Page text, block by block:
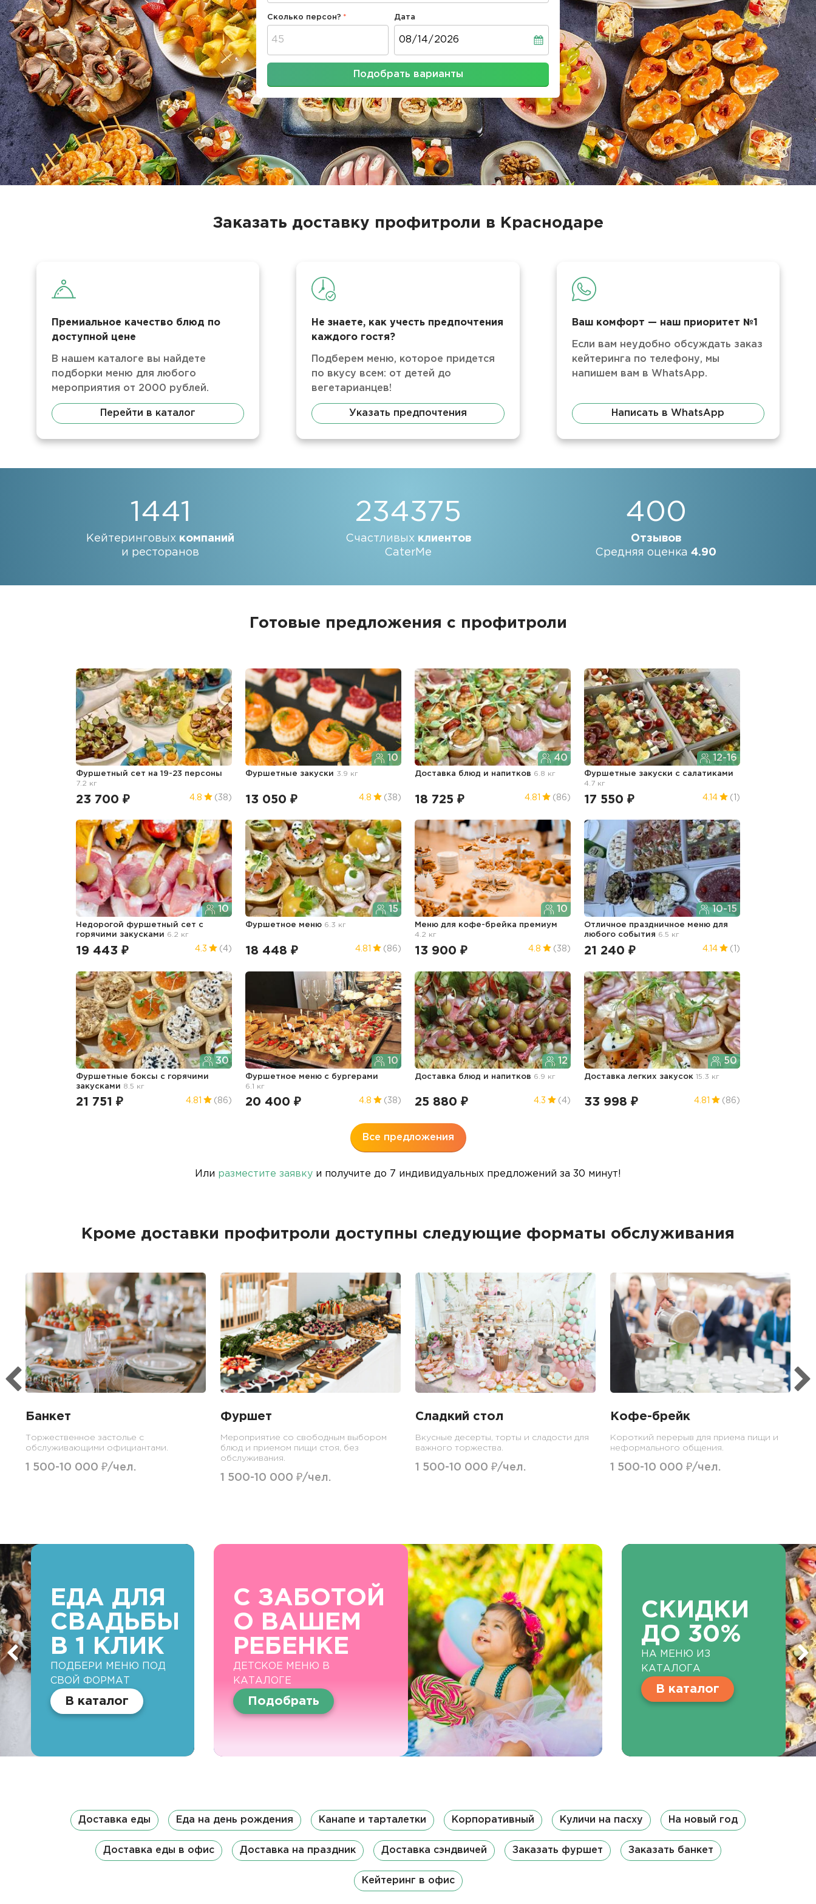
Сколько персон? Дата
Подобрать варианты
Заказать доставку профитроли в Краснодаре
Премиальное качество блюд по
доступной цене
В нашем каталоге вы найдете
подборки меню для любого
мероприятия от 2000 рублей.
Перейти в каталог
Не знаете, как учесть предпочтения
каждого гостя?
Подберем меню, которое придется
по вкусу всем: от детей до
вегетарианцев!
Указать предпочтения
Ваш комфорт — наш приоритет №1
Если вам неудобно обсуждать заказ
кейтеринга по телефону, мы
напишем вам в WhatsApp.
Написать в WhatsApp
1441
Кейтеринговых компаний
и ресторанов
234375
Счастливых клиентов
CaterMe
400
Отзывов
Средняя оценка 4.90
Готовые предложения с профитроли
Фуршетный сет на 19-23 персоны
7.2 кг
23 700 ₽ 4.8 (38)
10
Фуршетные закуски 3.9 кг
13 050 ₽ 4.8 (38)
40
Доставка блюд и напитков 6.8 кг
18 725 ₽ 4.81 (86)
12-16
Фуршетные закуски с салатиками
4.7 кг
17 550 ₽ 4.14 (1)
10
Недорогой фуршетный сет с
горячими закусками 6.2 кг
19 443 ₽ 4.3 (4)
15
Фуршетное меню 6.3 кг
18 448 ₽ 4.81 (86)
10
Меню для кофе-брейка премиум
4.2 кг
13 900 ₽ 4.8 (38)
10-15
Отличное праздничное меню для
любого события 6.5 кг
21 240 ₽ 4.14 (1)
30
Фуршетные боксы с горячими
закусками 8.5 кг
21 751 ₽ 4.81 (86)
10
Фуршетное меню с бургерами
6.1 кг
20 400 ₽ 4.8 (38)
12
Доставка блюд и напитков 6.9 кг
25 880 ₽ 4.3 (4)
50
Доставка легких закусок15.3 кг
33 998 ₽ 4.81 (86)
Все предложения
Или разместите заявку и получите до 7 индивидуальных предложений за 30 минут!
Кроме доставки профитроли доступны следующие форматы обслуживания
Банкет
Торжественное застолье с
обслуживающими официантами.
1 500-10 000 ₽/чел.
Фуршет
Мероприятие со свободным выбором
блюд и приемом пищи стоя, без
обслуживания.
1 500-10 000 ₽/чел.
Сладкий стол
Вкусные десерты, торты и сладости для
важного торжества.
1 500-10 000 ₽/чел.
Кофе-брейк
Короткий перерыв для приема пищи и
неформального общения.
1 500-10 000 ₽/чел.
ЕДА ДЛЯ
СВАДЬБЫ
В 1 КЛИК
ПОДБЕРИ МЕНЮ ПОД
СВОЙ ФОРМАТ
В каталог
С ЗАБОТОЙ
О ВАШЕМ
РЕБЕНКЕ
ДЕТСКОЕ МЕНЮ В
КАТАЛОГЕ
Подобрать
СКИДКИ
ДО 30%
НА МЕНЮ ИЗ
КАТАЛОГА
В каталог
Доставка еды Еда на день рождения Канапе и тарталетки Корпоративный Куличи на пасху На новый год
Доставка еды в офис Доставка на праздник Доставка сэндвичей Заказать фуршет Заказать банкет
Кейтеринг в офис